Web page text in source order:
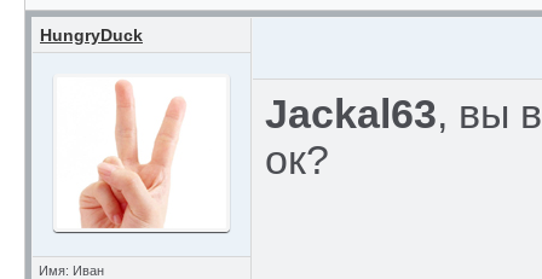
HungryDuck
Имя: Иван
Jackal63, вы
ок?